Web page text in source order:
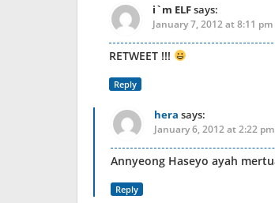
i`m ELFsays:
January 7, 2012 at 8:11 pm
RETWEET !!!
Reply
hera says:
January 6, 2012 at 2:22 pm
Annyeong Haseyo ayah
Reply